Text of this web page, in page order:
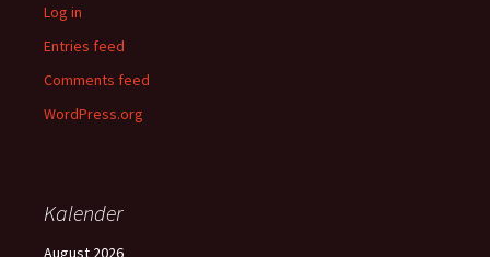
Log in
Entries feed
Comments feed
WordPress.org
Kalender
August 2026